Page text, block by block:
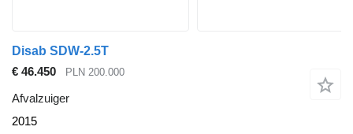
Disab SDW-2.5T
€ 46.450
PLN 200.000
Afvalzuiger
2015